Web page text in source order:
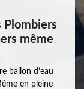
Plombiers
même
ballon d’eau
en pleine